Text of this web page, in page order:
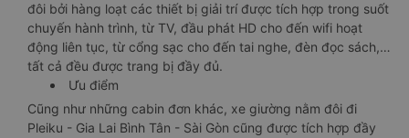
đôi bởi hàng loạt các thiết bị giải trí được tích hợp trong suốt
chuyến hành trình, từ TV, đầu phát HD cho đến wifi hoạt
động liên tục, từ cổng sạc cho đến tai nghe, đèn đọc sách,…
tất cả đều được trang bị đầy đủ.
Ưu điểm
Cũng như những cabin đơn khác, xe giường nằm đôi đi
Pleiku - Gia Lai Bình Tân - Sài Gòn cũng được tích hợp đầy